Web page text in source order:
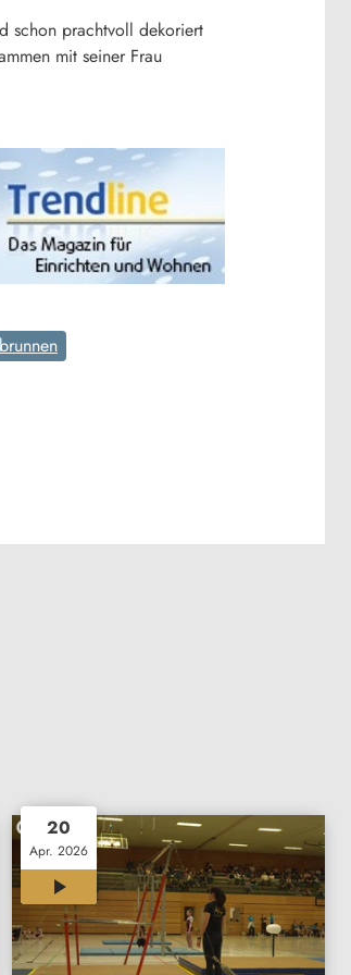
schon prachtvoll dekoriert
mit seiner Frau
20
Apr. 2026
00:26